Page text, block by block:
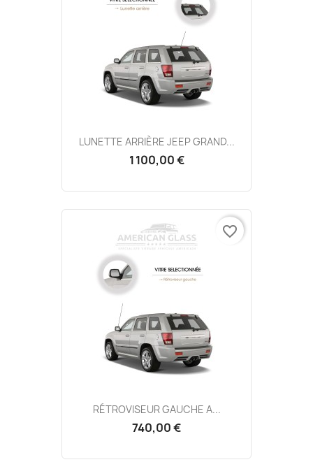
LUNETTE ARRIÈRE JEEP GRAND...
1 100,00 €
RÉTROVISEUR GAUCHE A...
740,00 €
favorite_border